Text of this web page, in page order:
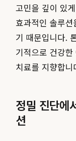
고민을 깊이 있
효과적인 솔루
기 때문입니다.
기적으로 건강
치료를 지향합니
정밀 진단에
션